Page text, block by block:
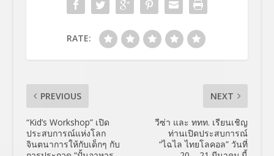
RATE:
PREVIOUS
“Kid’s Workshop” เปิด
ประสบการณ์แห่งโลก
จินตนาการให้กับเด็กๆ กับ
NEXT
วีซ่า และ ททท. เรียนเชิญ
ท่านเปิดประสบการณ์
“ไฉไล ไทยโลคอล” วันที่